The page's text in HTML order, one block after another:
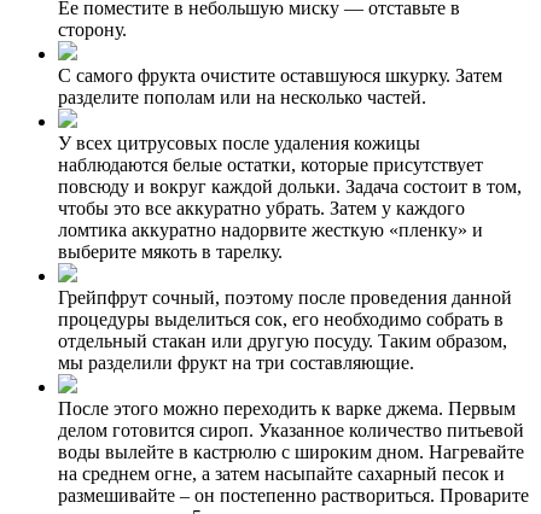
Ее поместите в небольшую миску — отставьте в
сторону.
С самого фрукта очистите оставшуюся шкурку. Затем
разделите пополам или на несколько частей.
У всех цитрусовых после удаления кожицы
наблюдаются белые остатки, которые присутствует
повсюду и вокруг каждой дольки. Задача состоит в том,
чтобы это все аккуратно убрать. Затем у каждого
ломтика аккуратно надорвите жесткую «пленку» и
выберите мякоть в тарелку.
Грейпфрут сочный, поэтому после проведения данной
процедуры выделиться сок, его необходимо собрать в
отдельный стакан или другую посуду. Таким образом,
мы разделили фрукт на три составляющие.
После этого можно переходить к варке джема. Первым
делом готовится сироп. Указанное количество питьевой
воды вылейте в кастрюлю с широким дном. Нагревайте
на среднем огне, а затем насыпайте сахарный песок и
размешивайте – он постепенно раствориться. Проварите